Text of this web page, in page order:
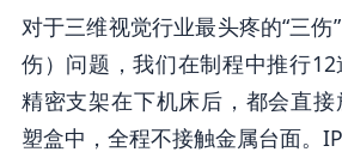
对于三维视觉行业最头疼的“三伤
伤）问题，我们在制程中推行
精密支架在下机床后，都会直
塑盒中，全程不接触金属台面。